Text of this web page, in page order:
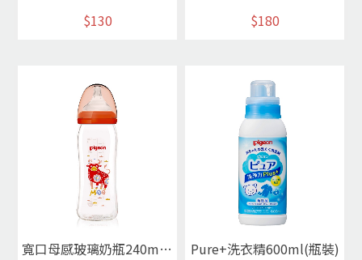
$130
$180
寬口母感玻璃奶瓶240ml牛年
Pure+洗衣精600ml(瓶裝)